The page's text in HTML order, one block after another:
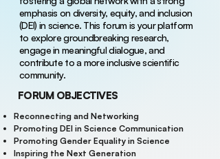
emphasis on diversity, equity, and inclusion
(DEI) in science. This forum is your platform
to explore groundbreaking research,
engage in meaningful dialogue, and
contribute to a more inclusive scientific
community.​
FORUM OBJECTIVES
Reconnecting and Networking
Promoting DEI in Science Communication
Promoting Gender Equality in Science
Inspiring the Next Generation